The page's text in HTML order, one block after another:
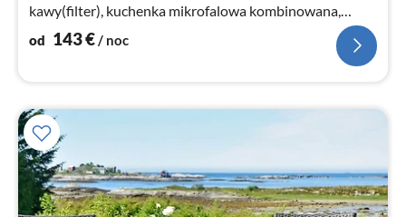
kawy(filter), kuchenka mikrofalowa kombinowana,
zmywarka do naczyń, lodówka, zamrażarka(> 250L)
od 143€/ noc